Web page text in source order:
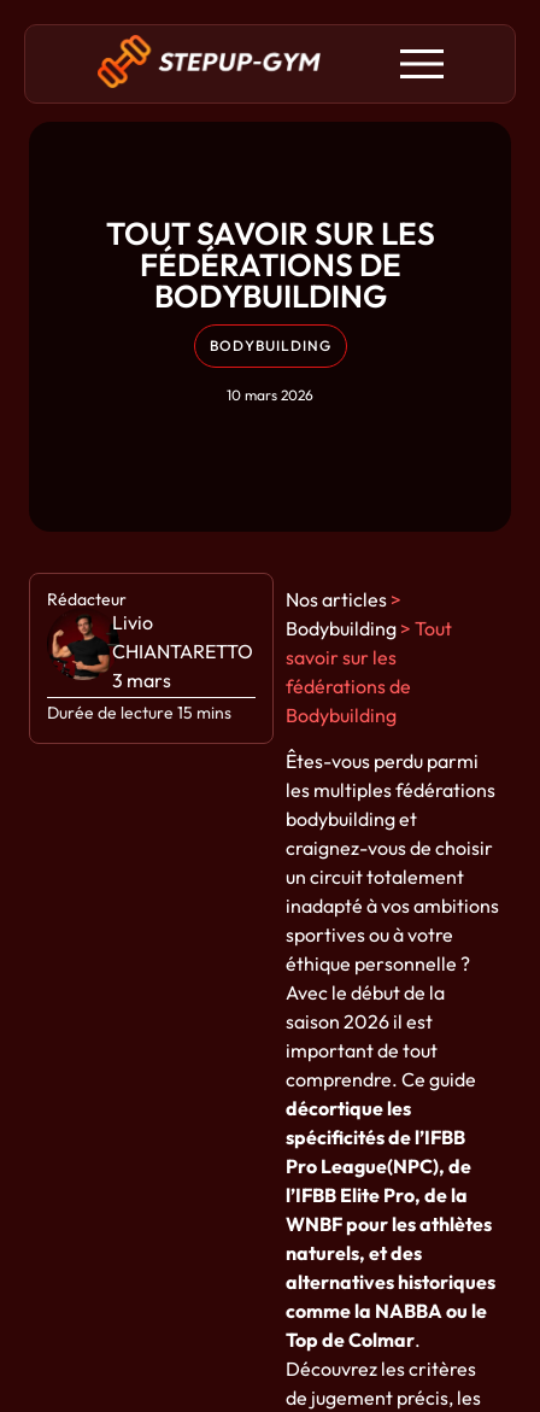
TOUT SAVOIR SUR LES
FÉDÉRATIONS DE
BODYBUILDING
BODYBUILDING
10 mars 2026
Rédacteur
Livio
CHIANTARETTO
3 mars
Durée de lecture 15 mins
Nos articles>
Bodybuilding> Tout
savoir sur les
fédérations de
Bodybuilding
Êtes-vous perdu parmi
les multiples fédérations
bodybuilding et
craignez-vous de choisir
un circuit totalement
inadapté à vos ambitions
sportives ou à votre
éthique personnelle ?
Avec le début de la
saison 2026 il est
important de tout
comprendre. Ce guide
décortique les
spécificités de l’IFBB
Pro League(NPC), de
l’IFBB Elite Pro, de la
WNBF pour les athlètes
naturels, et des
alternatives historiques
comme la NABBA ou le
Top de Colmar.
Découvrez les critères
de jugement précis, les